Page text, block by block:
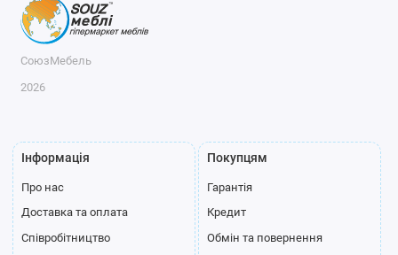
СоюзМебель
2026
Інформація
Про нас
Доставка та оплата
Співробітництво
Покупцям
Гарантія
Кредит
Обмін та повернення